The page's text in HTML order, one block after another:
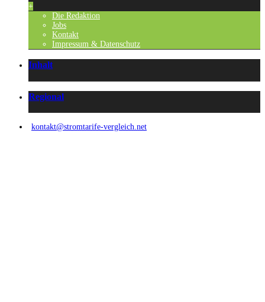
+
Die Redaktion
Jobs
Kontakt
Impressum & Datenschutz
Inhalt
Regional
kontakt@stromtarife-vergleich.net